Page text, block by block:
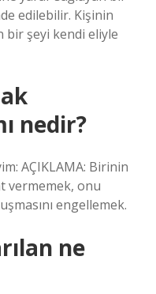
edilebilir. Kişinin
bir şeyi kendi eliyle
nedir?
AÇIKLAMA: Birinin
vermemek, onu
engellemek.
ne